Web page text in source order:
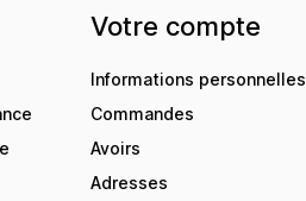
Votre compte
Informations personnelles
Commandes
Avoirs
Adresses